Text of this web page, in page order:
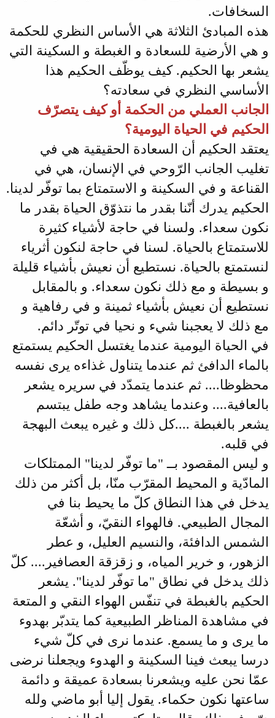
السخافات.
هذه المبادئ الثلاثة هي الأساس النظري للحكمة
و هي الأرضية للسعادة و الغبطة و السكينة التي
يشعر بها الحكيم. كيف يوظّف الحكيم هذا
الأساسي النظري في سعادته؟
الجانب العملي من الحكمة أو كيف يتصرّف
الحكيم في الحياة اليومية؟
يعتقد الحكيم أن السعادة الحقيقية هي في
تغليب الجانب الرّوحي في الإنسان، هي في
القناعة و في السكينة و الاستمتاع بما توفّر لدينا.
الحكيم يدرك أنّنا بقدر ما نتذوّق الحياة بقدر ما
نكون سعداء. ولسنا في حاجة لأشياء كثيرة
للاستمتاع بالحياة. لسنا في حاجة لنكون أثرياء
لنستمتع بالحياة. نستطيع أن نعيش بأشياء قليلة
و بسيطة و مع ذلك نكون سعداء. و بالمقابل
نستطيع أن نعيش بأشياء ثمينة و في رفاهية و
مع ذلك لا يعجبنا شيء و نحيا في توتّر دائم.
في الحياة اليومية عندما يغتسل الحكيم يستمتع
بالماء الدافئ ثم عندما يتناول غذاءه يرى نفسه
محظوظا.... ثم عندما يتمدّد في سريره يشعر
بالعافية.... وعندما يشاهد وجه طفل يبتسم
يشعر بالغبطة ....كل ذلك و غيره يبعث البهجة
في قلبه.
و ليس المقصود بــ "ما توفّر لدينا" الممتلكات
المادّية و المحيط المقرّب منّا، بل أكثر من ذلك
يدخل في هذا النطاق كلّ ما يحيط بنا في
المجال الطبيعي. فالهواء النقيّ، و أشعّة
الشمس الدافئة، والنسيم العليل، و عطر
الزهور، و خرير المياه، و زقزقة العصافير.... كلّ
ذلك يدخل في نطاق "ما توفّر لدينا". يشعر
الحكيم بالغبطة في تنفّس الهواء النقي و المتعة
في مشاهدة المناظر الطبيعية كما يتدبّر بهدوء
ما يرى و ما يسمع. عندما نرى في كلّ شيء
درسا يبعث فينا السكينة و الهدوء ويجعلنا نرضى
عمّا نحن عليه ويشعرنا بسعادة عميقة و دائمة
ساعتها نكون حكماء. يقول إليا أبو ماضي ولله